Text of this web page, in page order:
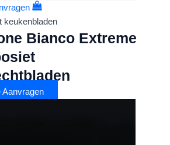
keukenbladen
Bianco Extreme
Aanvragen